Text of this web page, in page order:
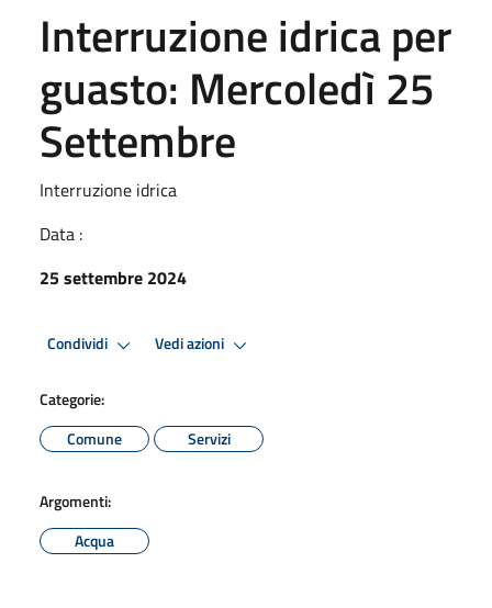
Interruzione idrica per
guasto: Mercoledì 25
Settembre
Interruzione idrica
Data :
25 settembre 2024
Condividi Vedi azioni
Categorie:
Comune
Servizi
Argomenti:
Acqua